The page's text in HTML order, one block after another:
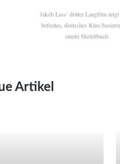
Jakob Lass’ dritter Langfilm zeigt
befreites, deutsches Kino
einem Skelettbuch.
Artikel